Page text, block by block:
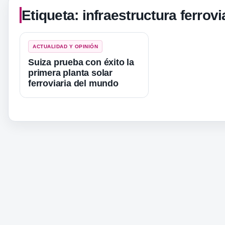
Etiqueta: infraestructura
ACTUALIDAD Y OPINIÓN
Suiza prueba con éxito la
primera planta solar
ferroviaria del mundo